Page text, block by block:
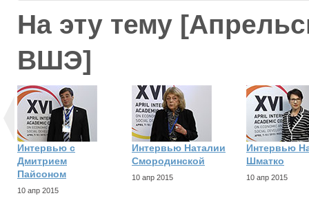
На эту тему
ВШЭ]
Интервью с
Дмитрием
Пайсоном
10 апр 2015
Интервью Наталии
Смородинской
10 апр 2015
Интервью
Шматко
10 апр 2015